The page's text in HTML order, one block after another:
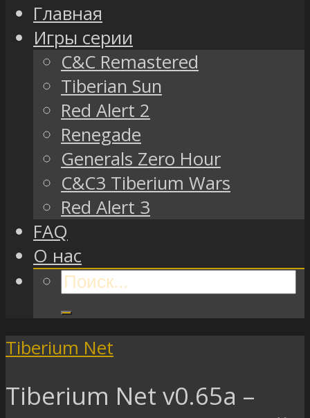
Главная
Игры серии
C&C Remastered
Tiberian Sun
Red Alert 2
Renegade
Generals Zero Hour
C&C3 Tiberium Wars
Red Alert 3
FAQ
О нас
Tiberium Net
Tiberium Net v0.65a –